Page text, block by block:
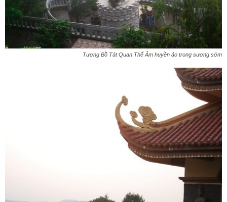
Tượng Bồ Tát Quan Thế Âm huyền ảo trong sương sớm